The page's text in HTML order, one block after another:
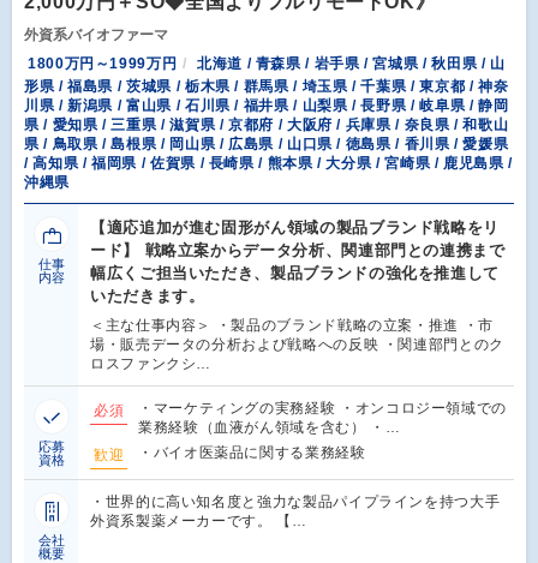
外資系バイオファーマ
1800万円～1999万円
北海道 / 青森県 / 岩手県 / 宮城県 / 秋田県 / 山
形県 / 福島県 / 茨城県 / 栃木県 / 群馬県 / 埼玉県 / 千葉県 / 東京都 / 神奈
川県 / 新潟県 / 富山県 / 石川県 / 福井県 / 山梨県 / 長野県 / 岐阜県 / 静岡
県 / 愛知県 / 三重県 / 滋賀県 / 京都府 / 大阪府 / 兵庫県 / 奈良県 / 和歌山
県 / 鳥取県 / 島根県 / 岡山県 / 広島県 / 山口県 / 徳島県 / 香川県 / 愛媛県
/ 高知県 / 福岡県 / 佐賀県 / 長崎県 / 熊本県 / 大分県 / 宮崎県 / 鹿児島県 /
沖縄県
仕事
内容
【適応追加が進む固形がん領域の製品ブランド戦略をリ
ード】 戦略立案からデータ分析、関連部門との連携まで
幅広くご担当いただき、製品ブランドの強化を推進して
いただきます。
＜主な仕事内容＞ ・製品のブランド戦略の立案・推進 ・市
場・販売データの分析および戦略への反映 ・関連部門とのク
ロスファンクシ…
応募
資格
必須
・マーケティングの実務経験 ・オンコロジー領域での
業務経験（血液がん領域を含む） ・…
歓迎
・バイオ医薬品に関する業務経験
会社
概要
・世界的に高い知名度と強力な製品パイプラインを持つ大手
外資系製薬メーカーです。 【…